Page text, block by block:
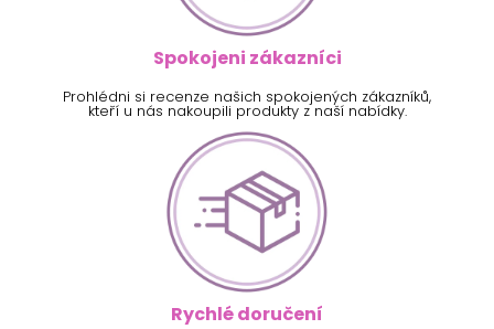
Spokojeni zákazníci
Prohlédni si recenze našich spokojených zákazníků,
kteří u nás nakoupili produkty z naší nabídky.
Rychlé doručení